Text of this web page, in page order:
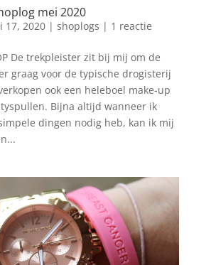
mei 2020
17, 2020| shoplogs | 1 reactie
De trekpleister zit bij mij om de
graag voor de typische drogisterij
ook een heleboel make-up
Bijna altijd wanneer ik
dingen nodig heb, kan ik mij